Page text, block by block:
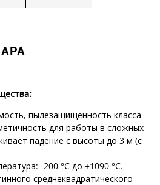
пылезащищенность класса
для работы в сложных
падение с высоты до 3 м (с
-200 °C до +1090 °C.
среднеквадратического